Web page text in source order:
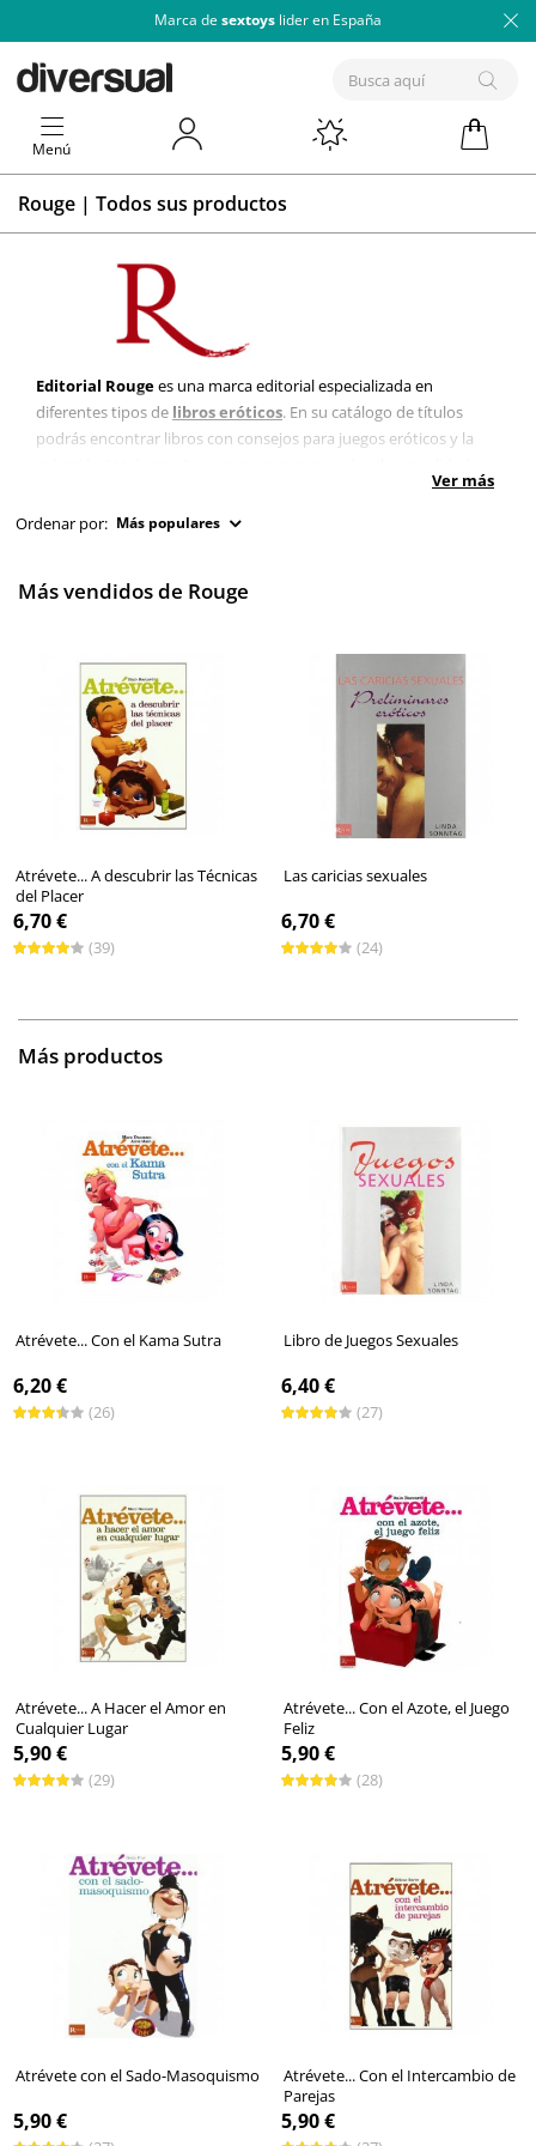
Marca de sextoys lider en España
Menú
Rouge | Todos sus productos
Editorial Rougees una marca editorial especializada en
diferentes tipos de libros eróticos. En su catálogo de títulos
podrás encontrar libros con consejos para juegos eróticos y la
que van desde el intercambio de pareja hasta el sexo en internet.
Ver más
Ordenar por: Más populares
Más vendidos de Rouge
Atrévete... A descubrir las Técnicas
del Placer
6,70 €
(39)
Las caricias sexuales
6,70 €
(24)
Más productos
Atrévete... Con el Kama Sutra
6,20 €
(26)
Libro de Juegos Sexuales
6,40 €
(27)
Atrévete... A Hacer el Amor en
Cualquier Lugar
5,90 €
(29)
Atrévete... Con el Azote, el Juego
Feliz
5,90 €
(28)
Atrévete con el Sado-Masoquismo
5,90 €
Atrévete... Con el Intercambio de
Parejas
5,90 €